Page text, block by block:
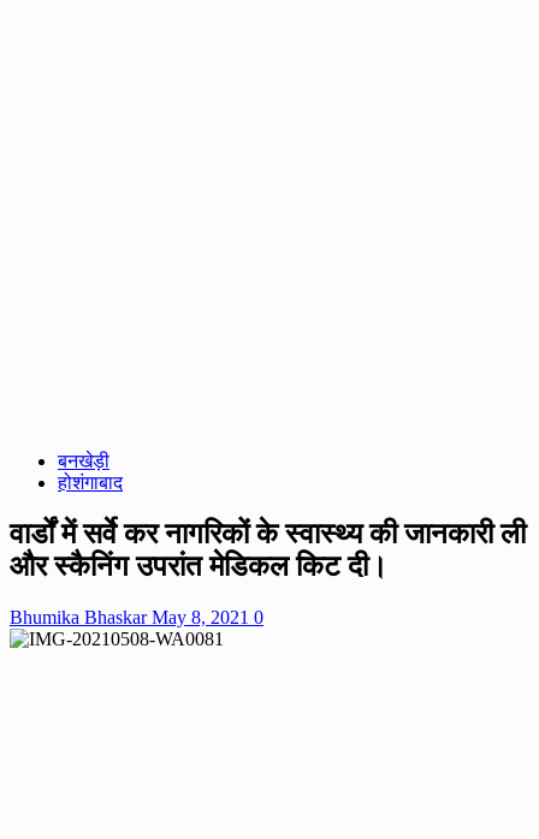
बनखेड़ी
होशंगाबाद
वार्डों में सर्वे कर नागरिकों के स्वास्थ्य की जानकारी ली
और स्कैनिंग उपरांत मेडिकल किट दी।
Bhumika BhaskarMay 8, 2021 0